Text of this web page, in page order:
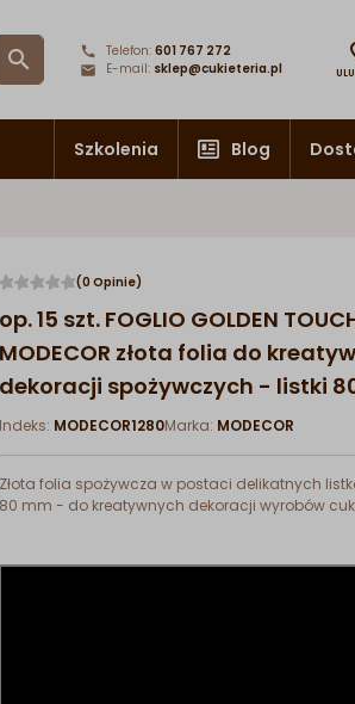
 Telefon: 601 767 272
E-mail: sklep@cukieteria.pl
Szkolenia Blog
(0 Opinie)
op. 15 szt. FOGLIO GOLDEN
MODECOR złota folia do
dekoracji spożywczych - listki
Indeks: MODECOR1280Marka: MODECOR
Złota folia spożywcza w postaci delikatnych
80 mm - do kreatywnych dekoracji wyrobów